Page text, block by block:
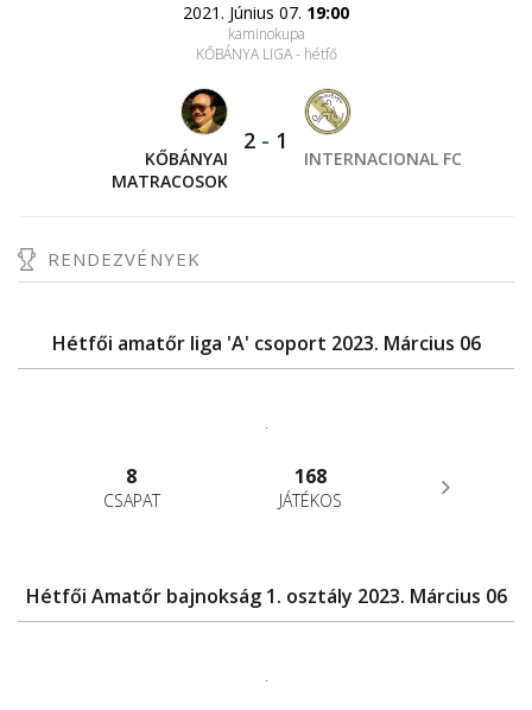
2021. Június 07. 19:00
kaminokupa
KŐBÁNYA LIGA - hétfő
KŐBÁNYAI
MATRACOSOK
2 - 1
INTERNACIONAL FC
RENDEZVÉNYEK
Hétfői amatőr liga 'A' csoport 2023. Március 06
.
8
CSAPAT
168
JÁTÉKOS
Hétfői Amatőr bajnokság 1. osztály 2023. Március 06
.